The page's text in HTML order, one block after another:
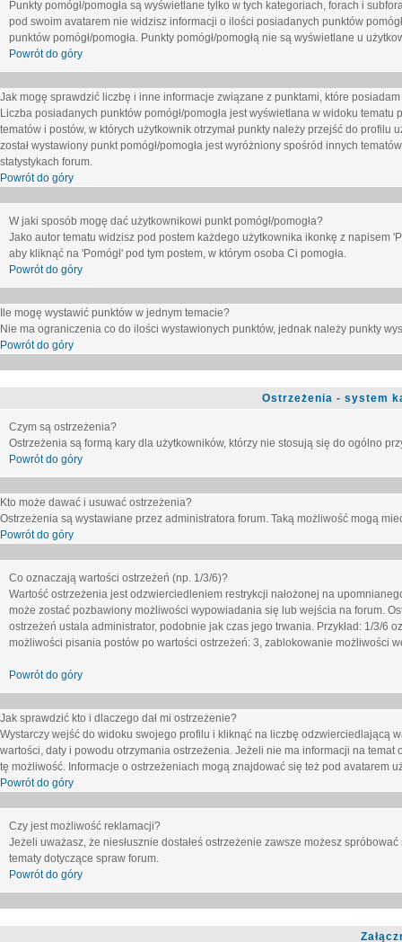
Punkty pomógł/pomogła są wyświetlane tylko w tych kategoriach, forach i
pod swoim avatarem nie widzisz informacji o ilości posiadanych punktów
punktów pomógł/pomogła. Punkty pomógł/pomogłą nie są wyświetlane u
Powrót do góry
Jak mogę sprawdzić liczbę i inne informacje związane z punktami, które
Liczba posiadanych punktów pomógł/pomogła jest wyświetlana w widoku
tematów i postów, w których użytkownik otrzymał punkty należy przejść do
został wystawiony punkt pomógł/pomogła jest wyróżniony spośród innych
statystykach forum.
Powrót do góry
W jaki sposób mogę dać użytkownikowi punkt pomógł/pomogła?
Jako autor tematu widzisz pod postem każdego użytkownika ikonkę z napisem
aby kliknąć na 'Pomógł' pod tym postem, w którym osoba Ci pomogła.
Powrót do góry
Ile mogę wystawić punktów w jednym temacie?
Nie ma ograniczenia co do ilości wystawionych punktów, jednak należy punkty
Powrót do góry
Ostrzeżenia - system
Czym są ostrzeżenia?
Ostrzeżenia są formą kary dla użytkowników, którzy nie stosują się do ogólno
Powrót do góry
Kto może dawać i usuwać ostrzeżenia?
Ostrzeżenia są wystawiane przez administratora forum. Taką możliwość mogą
Powrót do góry
Co oznaczają wartości ostrzeżeń (np. 1/3/6)?
Wartość ostrzeżenia jest odzwierciedleniem restrykcji nałożonej na
może zostać pozbawiony możliwości wypowiadania się lub wejścia na forum.
ostrzeżeń ustala administrator, podobnie jak czas jego trwania. Przykład: 1/3/6
możliwości pisania postów po wartości ostrzeżeń: 3, zablokowanie możliwości
Powrót do góry
Jak sprawdzić kto i dlaczego dał mi ostrzeżenie?
Wystarczy wejść do widoku swojego profilu i kliknąć na liczbę odzwierciedlającą
wartości, daty i powodu otrzymania ostrzeżenia. Jeżeli nie ma informacji na temat
tę możliwość. Informacje o ostrzeżeniach mogą znajdować się też pod avatarem
Powrót do góry
Czy jest możliwość reklamacji?
Jeżeli uważasz, że niesłusznie dostałeś ostrzeżenie zawsze możesz
tematy dotyczące spraw forum.
Powrót do góry